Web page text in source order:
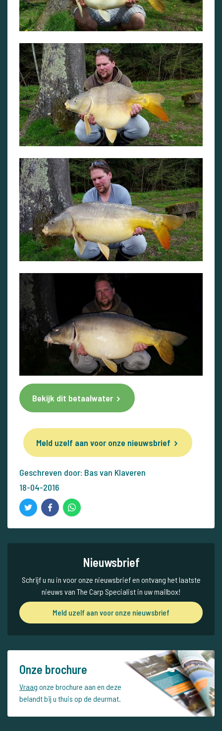
Bekijk dit betaalwater
Meld uzelf aan voor onze nieuwsbrief
Geschreven door: Bas van Klaveren
18-04-2016
Nieuwsbrief
Schrijf u nu in voor onze nieuwsbrief en ontvang het laatste
nieuws van The Carp Specialist in uw mailbox!
Meld uzelf aan voor onze nieuwsbrief
Onze brochure
Vraag onze brochure aan en deze
belandt bij u thuis op de deurmat.